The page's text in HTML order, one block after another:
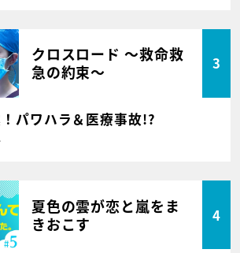
クロスロード ～救命救
急の約束～
3
パワハラ＆医療事故!?
夏色の雲が恋と嵐をま
きおこす
4